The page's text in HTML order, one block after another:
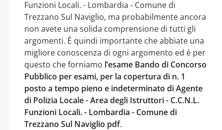
Funzioni Locali. - Lombardia - Comune di
Trezzano Sul Naviglio, ma probabilmente ancora
non avete una solida comprensione di tutti gli
argomenti. È quindi importante che abbiate una
migliore conoscenza di ogni argomento ed è per
questo che forniamo l’esame Bando di Concorso
Pubblico per esami, per la copertura di n. 1
posto a tempo pieno e indeterminato di Agente
di Polizia Locale - Area degli Istruttori - C.C.N.L.
Funzioni Locali. - Lombardia - Comune di
Trezzano Sul Naviglio pdf.